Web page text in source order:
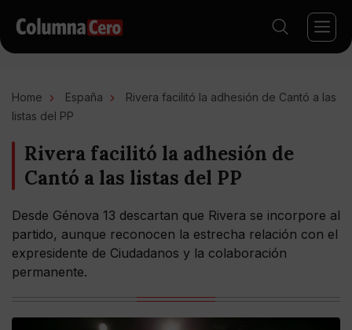
Home España
Rivera facilitó la adhesión de Cantó a las
listas del PP
Rivera facilitó la adhesión de
Cantó a las listas del PP
Desde Génova 13 descartan que Rivera se incorpore al
partido, aunque reconocen la estrecha relación con el
expresidente de Ciudadanos y la colaboración
permanente.